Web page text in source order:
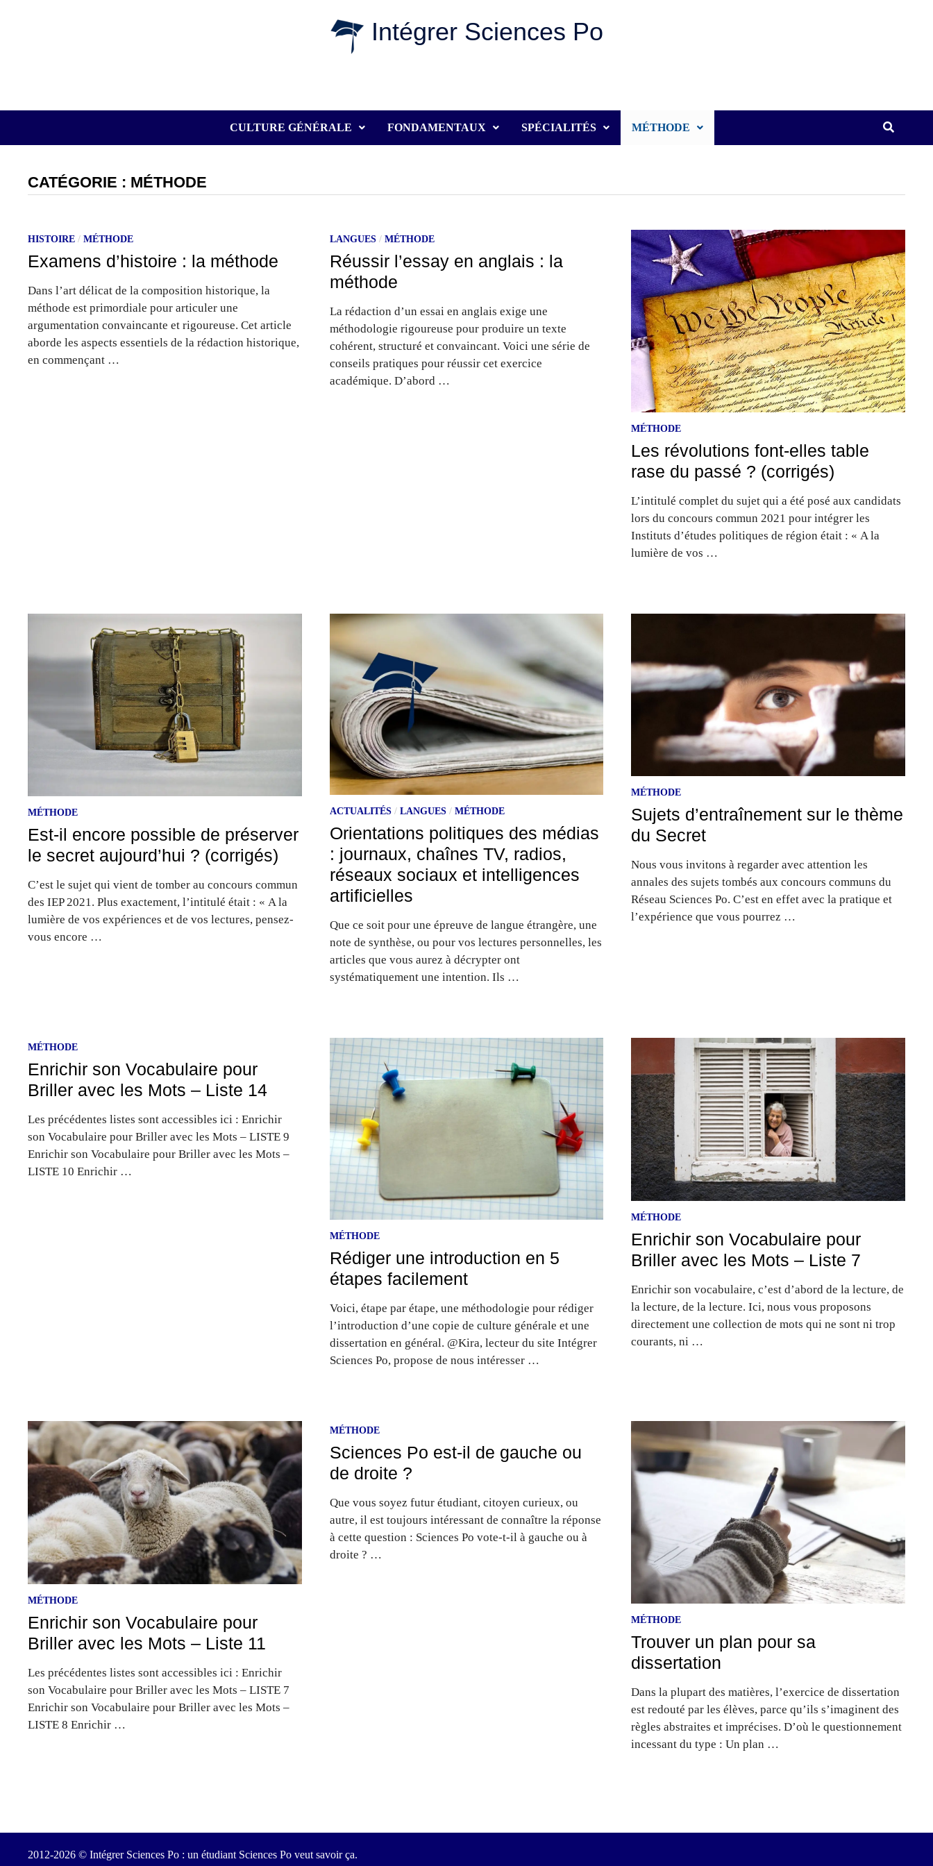
Intégrer Sciences Po
CULTURE GÉNÉRALE FONDAMENTAUX SPÉCIALITÉS MÉTHODE
CATÉGORIE : MÉTHODE
HISTOIRE /MÉTHODE
Examens d’histoire : la méthode
Dans l’art délicat de la composition historique, la
méthode est primordiale pour articuler une
argumentation convaincante et rigoureuse. Cet article
aborde les aspects essentiels de la rédaction historique,
en commençant …
LANGUES/ MÉTHODE
Réussir l’essay en anglais : la
méthode
La rédaction d’un essai en anglais exige une
méthodologie rigoureuse pour produire un texte
cohérent, structuré et convaincant. Voici une série de
conseils pratiques pour réussir cet exercice
académique. D’abord …
MÉTHODE
Les révolutions font-elles table
rase du passé ? (corrigés)
L’intitulé complet du sujet qui a été posé aux candidats
lors du concours commun 2021 pour intégrer les
Instituts d’études politiques de région était : « A la
lumière de vos …
MÉTHODE
Est-il encore possible de préserver
le secret aujourd’hui ? (corrigés)
C’est le sujet qui vient de tomber au concours commun
des IEP 2021. Plus exactement, l’intitulé était : « A la
lumière de vos expériences et de vos lectures, pensez-
vous encore …
ACTUALITÉS/ LANGUES/ MÉTHODE
Orientations politiques des médias
: journaux, chaînes TV, radios,
réseaux sociaux et intelligences
artificielles
Que ce soit pour une épreuve de langue étrangère, une
note de synthèse, ou pour vos lectures personnelles, les
articles que vous aurez à décrypter ont
systématiquement une intention. Ils …
MÉTHODE
Sujets d’entraînement sur le thème
du Secret
Nous vous invitons à regarder avec attention les
annales des sujets tombés aux concours communs du
Réseau Sciences Po. C’est en effet avec la pratique et
l’expérience que vous pourrez …
MÉTHODE
Enrichir son Vocabulaire pour
Briller avec les Mots – Liste 14
Les précédentes listes sont accessibles ici : Enrichir
son Vocabulaire pour Briller avec les Mots – LISTE 9
Enrichir son Vocabulaire pour Briller avec les Mots –
LISTE 10 Enrichir …
MÉTHODE
Rédiger une introduction en 5
étapes facilement
Voici, étape par étape, une méthodologie pour rédiger
l’introduction d’une copie de culture générale et une
dissertation en général. @Kira, lecteur du site Intégrer
Sciences Po, propose de nous intéresser …
MÉTHODE
Enrichir son Vocabulaire pour
Briller avec les Mots – Liste 7
Enrichir son vocabulaire, c’est d’abord de la lecture, de
la lecture, de la lecture. Ici, nous vous proposons
directement une collection de mots qui ne sont ni trop
courants, ni …
MÉTHODE
Enrichir son Vocabulaire pour
Briller avec les Mots – Liste 11
Les précédentes listes sont accessibles ici : Enrichir
son Vocabulaire pour Briller avec les Mots – LISTE 7
Enrichir son Vocabulaire pour Briller avec les Mots –
LISTE 8 Enrichir …
MÉTHODE
Sciences Po est-il de gauche ou
de droite ?
Que vous soyez futur étudiant, citoyen curieux, ou
autre, il est toujours intéressant de connaître la réponse
à cette question : Sciences Po vote-t-il à gauche ou à
droite ? …
MÉTHODE
Trouver un plan pour sa
dissertation
Dans la plupart des matières, l’exercice de dissertation
est redouté par les élèves, parce qu’ils s’imaginent des
règles abstraites et imprécises. D’où le questionnement
incessant du type : Un plan …
2012-2026 © Intégrer Sciences Po : un étudiant Sciences Po veut savoir ça.